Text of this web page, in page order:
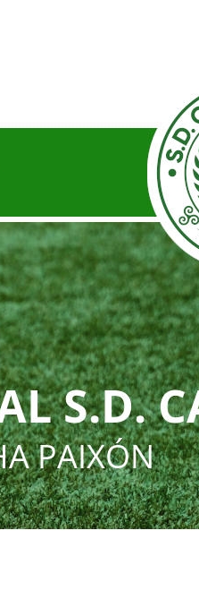
S.D.
PAIXÓN